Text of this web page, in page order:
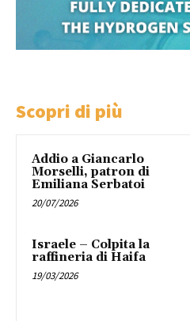
Scopri di più
Addio a Giancarlo
Morselli, patron di
Emiliana Serbatoi
20/07/2026
Israele – Colpita la
raffineria di Haifa
19/03/2026